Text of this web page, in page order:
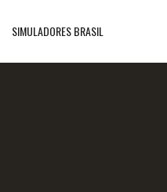
SIMULADORES BRASIL